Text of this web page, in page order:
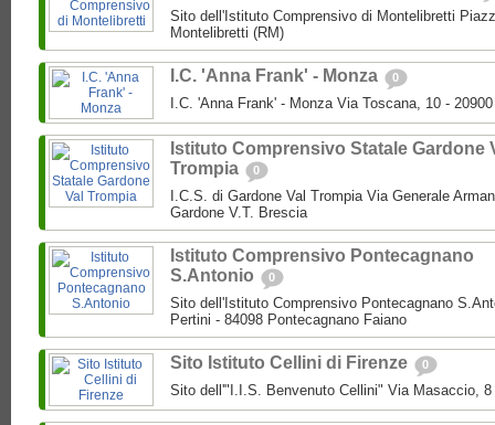
Sito dell'Istituto Comprensivo di Montelibretti
Montelibretti (RM)
I.C. 'Anna Frank' - Monza 0
I.C. 'Anna Frank' - Monza Via Toscana, 10 -
Istituto Comprensivo Statale Gardone
Trompia
0
I.C.S. di Gardone Val Trompia Via Generale
Gardone V.T. Brescia
Istituto Comprensivo Pontecagnano
S.Antonio
0
Sito dell'Istituto Comprensivo Pontecagnano
Pertini - 84098 Pontecagnano Faiano
Sito Istituto Cellini di Firenze 0
Sito dell'"I.I.S. Benvenuto Cellini" Via Masaccio, 8